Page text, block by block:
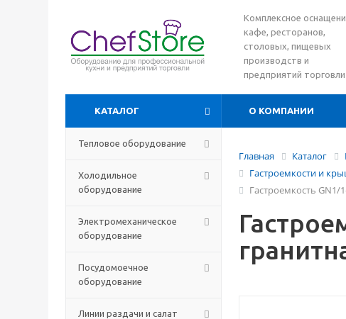
Комплексное
кафе, ресторанов,
столовых, пищевых
производств и
предприятий торговли
КАТАЛОГ О КОМПАНИИ
Тепловое оборудование
Холодильное
оборудование
Электромеханическое
оборудование
Посудомоечное
оборудование
Линии раздачи и салат
Главная Каталог
Гастроемкости и
Гастроемкость GN1/